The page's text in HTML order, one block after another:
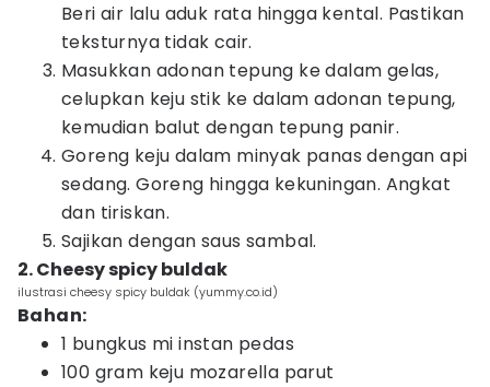
Beri air lalu aduk rata hingga kental. Pastikan
teksturnya tidak cair.
Masukkan adonan tepung ke dalam gelas,
celupkan keju stik ke dalam adonan tepung,
kemudian balut dengan tepung panir.
Goreng keju dalam minyak panas dengan api
sedang. Goreng hingga kekuningan. Angkat
dan tiriskan.
Sajikan dengan saus sambal.
2. Cheesy spicy buldak
ilustrasi cheesy spicy buldak (yummy.co.id)
Bahan:
1 bungkus mi instan pedas
100 gram keju mozarella parut